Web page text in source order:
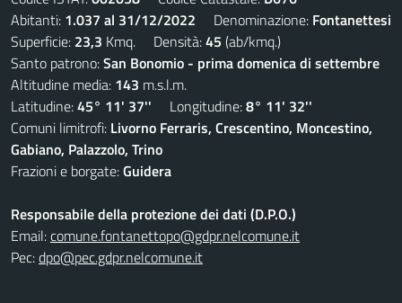
Abitanti: 1.037 al 31/12/2022 Denominazione: Fontanettesi
Superficie: 23,3 Kmq. Densità:45 (ab/kmq.)
Santo patrono:San Bonomio - prima domenica di settembre
Altitudine media: 143 m.s.l.m.
Latitudine:45° 11' 37'' Longitudine:8° 11' 32''
Comuni limitrofi: Livorno Ferraris, Crescentino, Moncestino,
Gabiano, Palazzolo, Trino
Frazioni e borgate:Guidera
Responsabile della protezione dei dati (D.P.O.)
Email:comune.fontanettopo@gdpr.nelcomune.it
Pec:dpo@pec.gdpr.nelcomune.it